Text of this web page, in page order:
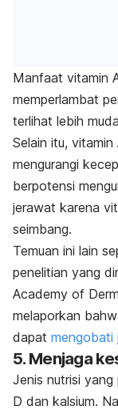
Manfaat vitamin
memperlambat
terlihat lebih
Selain itu,
mengurangi
berpotensi
jerawat karena
seimbang.
Temuan ini lain
penelitian yang
Academy of
melaporkan
dapat mengobati
5. Menjaga
Jenis nutrisi
D dan kalsium.